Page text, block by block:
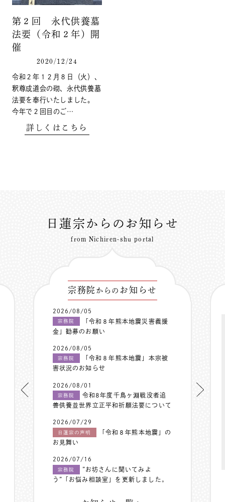
第２回 永代供養墓
法要（令和２年）開
催
2020/12/24
令和２年１２月８日（火）、
釈尊成道会の砌、永代供養墓
法要を奉行いたしました。
今年で２回目のご…
詳しくはこちら
日蓮宗からのお知らせ
from Nichiren-shu portal
宗務院 からの お知らせ
2026/08/05
宗務院
「令和８年熊本地震災害義援
金」勧募のお願い
2026/08/05
宗務院
「令和８年熊本地震」本宗被
害状況のお知らせ
2026/08/01
宗務院
令和8年度千鳥ヶ淵戦没者追
善供養並世界立正平和祈願法要について
2026/07/29
日蓮宗の声明
「令和８年熊本地震」の
お見舞い
2026/07/16
宗務院
”お坊さんに聞いてみよ
う”「お悩み相談室」を更新しました。